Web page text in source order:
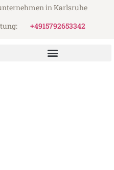
in Karlsruhe
+4915792653342